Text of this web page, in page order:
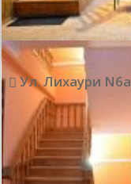
Ул. Лихаури N6a